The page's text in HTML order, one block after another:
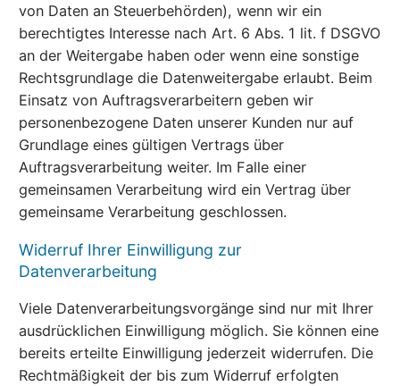
von Daten an Steuerbehörden), wenn wir ein
berechtigtes Interesse nach Art. 6 Abs. 1 lit. f DSGVO
an der Weitergabe haben oder wenn eine sonstige
Rechtsgrundlage die Datenweitergabe erlaubt. Beim
Einsatz von Auftragsverarbeitern geben wir
personenbezogene Daten unserer Kunden nur auf
Grundlage eines gültigen Vertrags über
Auftragsverarbeitung weiter. Im Falle einer
gemeinsamen Verarbeitung wird ein Vertrag über
gemeinsame Verarbeitung geschlossen.
Widerruf Ihrer Einwilligung zur
Datenverarbeitung
Viele Datenverarbeitungsvorgänge sind nur mit Ihrer
ausdrücklichen Einwilligung möglich. Sie können eine
bereits erteilte Einwilligung jederzeit widerrufen. Die
Rechtmäßigkeit der bis zum Widerruf erfolgten